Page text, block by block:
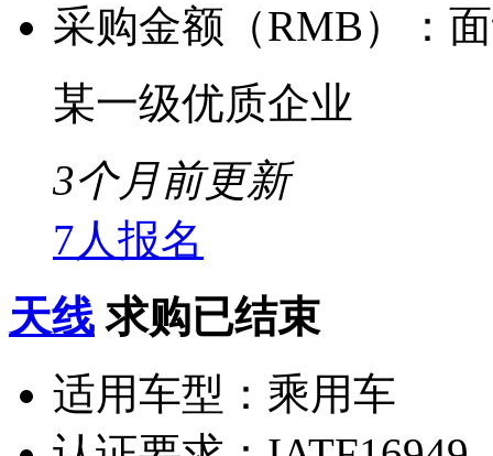
采购金额（RMB）：
某一级优质企业
3个月前更新
7人报名
天线 求购已结束
适用车型： 乘用车